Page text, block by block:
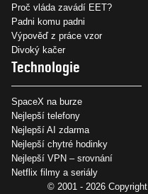
Proč vláda zavádí EET?
Padni komu padni
Výpověď z práce vzor
Divoký kačer
Technologie
SpaceX na burze
Nejlepší telefony
Nejlepší AI zdarma
Nejlepší chytré hodinky
Nejlepší VPN – srovnání
Netflix filmy a seriály
© 2001 - 2026 Copyright